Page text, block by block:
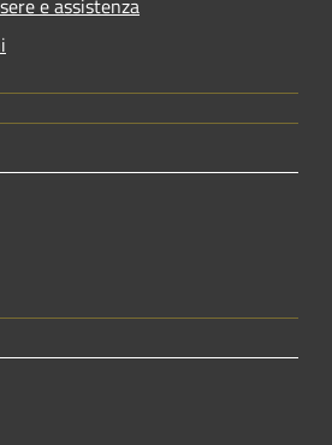
e assistenza